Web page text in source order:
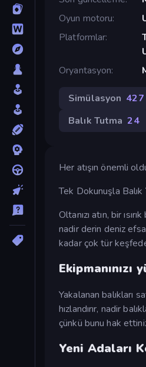
Oyun motoru
Platformlar
Oryantasyon
Simülasyon 427
Balık Tutma 24
Her atışın önemli
Tek Dokunuşla Balık
Oltanızı atın, bir
nadir derin deniz
kadar çok tür
Ekipmanınızı
Yakalanan balıkları
hızlandırır, nadir
çünkü bunu hak
Yeni Adaları